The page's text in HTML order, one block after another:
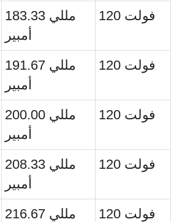
183.33 مللي
أمبير
120 فولت
191.67 مللي
أمبير
120 فولت
200.00 مللي
أمبير
120 فولت
208.33 مللي
أمبير
120 فولت
216.67 مللي 120 فولت